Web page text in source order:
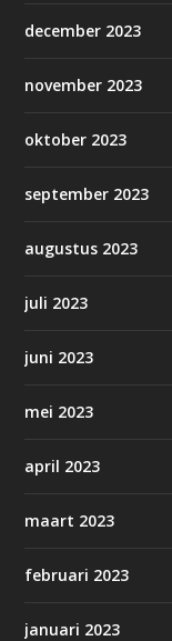
december 2023
november 2023
oktober 2023
september 2023
augustus 2023
juli 2023
juni 2023
mei 2023
april 2023
maart 2023
februari 2023
januari 2023